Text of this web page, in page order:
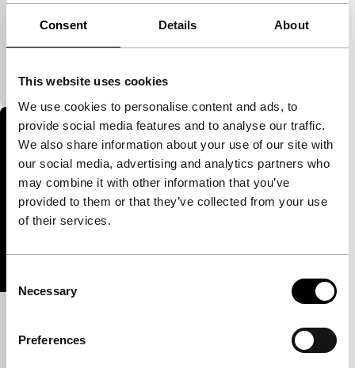
Consent Details About
This website uses cookies
We use cookies to personalise content and ads, to
provide social media features and to analyse our traffic.
We also share information about your use of our site with
our social media, advertising and analytics partners who
may combine it with other information that you’ve
provided to them or that they’ve collected from your use
of their services.
Selection
Necessary
Preferences
Focus: Colectivo Los Ingrávidos
Mexicaanse Iguala.
Focus: Colectivo Los Ingrávidos